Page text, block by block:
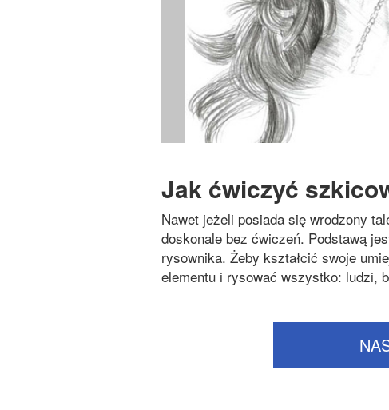
Jak ćwiczyć
Nawet jeżeli posiada się wrodzony
doskonale bez ćwiczeń. Podstawą
rysownika. Żeby kształcić swoje
elementu i rysować wszystko: ludzi,